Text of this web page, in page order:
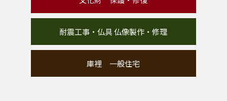
耐震工事・仏具 仏像製作・修理
庫裡 一般住宅